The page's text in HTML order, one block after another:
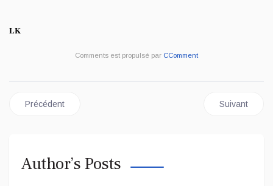
LK
Comments est propulsé par CComment
Article précédent : Assemblée nationale : recevabilité actée
Précédent Article
Suivant
Author’s Posts